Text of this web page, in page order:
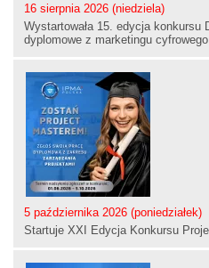
16 sierpnia 2026 (niedziela)
Wystartowała 15. edycja konkursu
dyplomowe z marketingu cyfrowego
5 października 2026 (poniedziałek)
Startuje XXI Edycja Konkursu